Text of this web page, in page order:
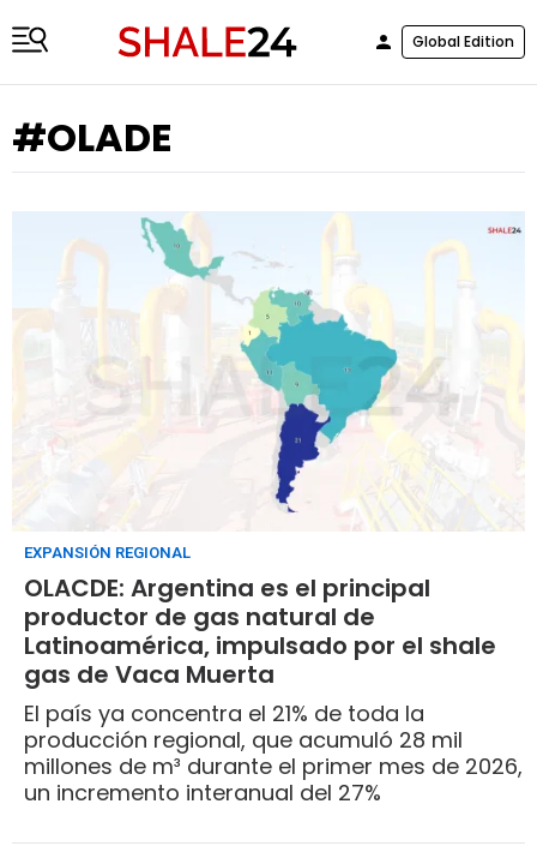
Global Edition
#OLADE
EXPANSIÓN REGIONAL
OLACDE: Argentina es el principal
productor de gas natural de
Latinoamérica, impulsado por el shale
gas de Vaca Muerta
El país ya concentra el 21% de toda la
producción regional, que acumuló 28 mil
millones de m³ durante el primer mes de 2026,
un incremento interanual del 27%